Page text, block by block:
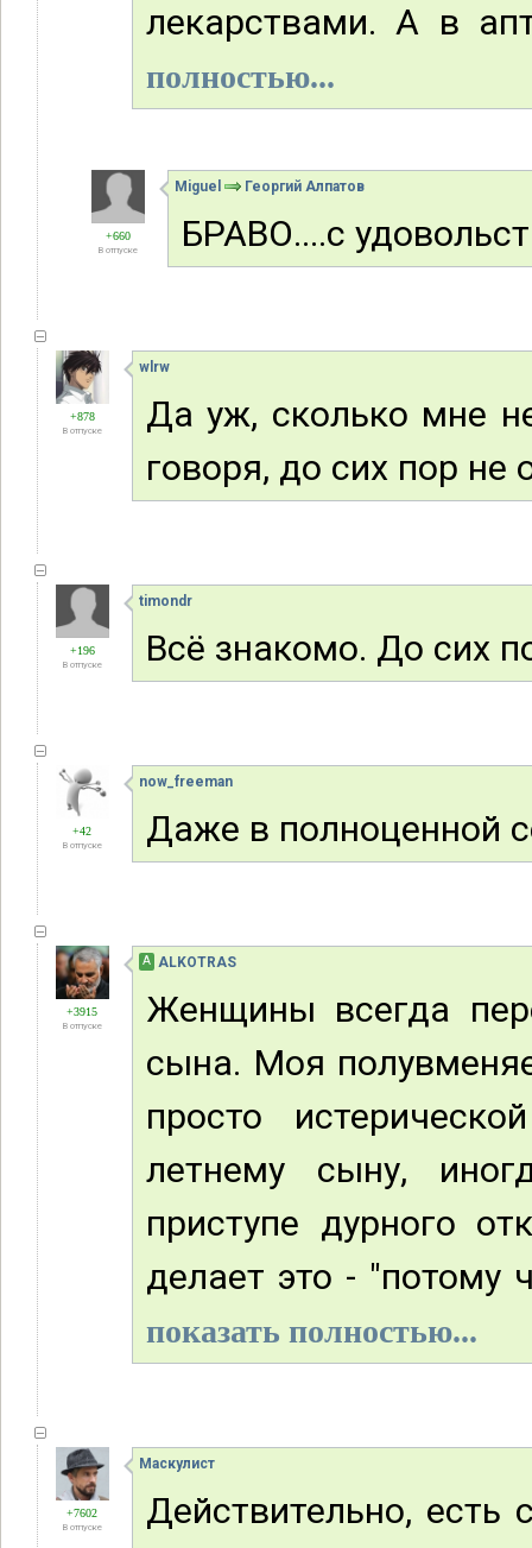
лекарствами. А в
полностью...
+660
В отпуске
Miguel Георгий Алпатов
БРАВО....с
+878
В отпуске
wlrw
Да уж, сколько мне
говоря, до сих пор
+196
В отпуске
timondr
Всё знакомо. До сих
+42
В отпуске
now_freeman
Даже в полноценной
+3915
В отпуске
А ALKOTRAS
Женщины всегда
сына. Моя
просто
летнему сыну,
приступе дурного
делает это - "потому
показать полностью...
+7602
В отпуске
Маскулист
Действительно, есть